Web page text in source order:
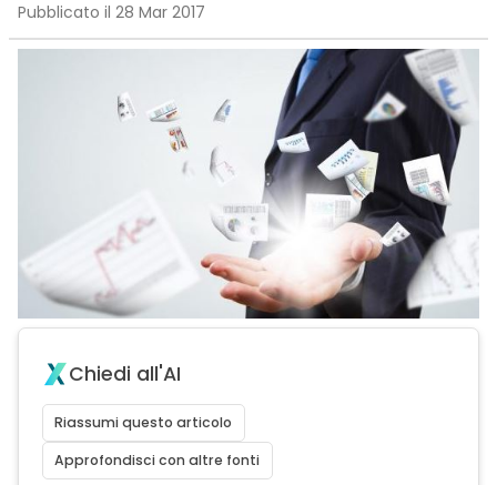
Pubblicato il 28 Mar 2017
Chiedi all'AI
Riassumi questo articolo
Approfondisci con altre fonti